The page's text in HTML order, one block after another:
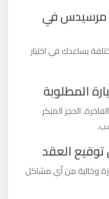
مرسيدس في
يساعدك في اختيار
الحجز المبكر
وخالية من أي مشاكل